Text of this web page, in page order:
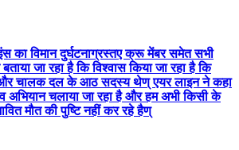
का विमान दुर्घटनाग्रस्तए क्रू मेंबर समेत सभी
जा रहा है कि विश्वास किया जा रहा है कि
और चालक दल के आठ सदस्य थेण् एयर लाइन ने कहा
अभियान चलाया जा रहा है और हम अभी किसी के
मौत की पुष्टि नहीं कर रहे हैण्